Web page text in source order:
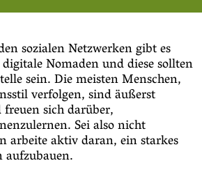
sozialen Netzwerken gibt es
Nomaden und diese sollten
sein. Die meisten Menschen,
verfolgen, sind äußerst
sich darüber,
Sei also nicht
arbeite aktiv daran, ein starkes
aufzubauen.